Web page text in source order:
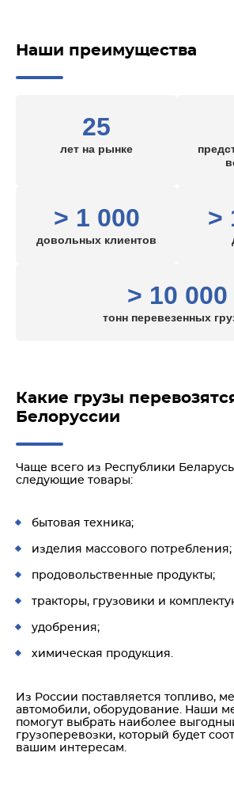
Наши преимущества
25
лет на рынке
> 1 000
довольных клиентов
>
> 10 000
тонн перевезенных
Какие грузы
Белоруссии
Чаще всего из Республики
следующие товары:
бытовая техника;
изделия массового потребления;
продовольственные продукты;
тракторы, грузовики и
удобрения;
химическая продукция.
Из России поставляется топливо,
автомобили, оборудование. Наши
помогут выбрать наиболее
грузоперевозки, который будет
вашим интересам.